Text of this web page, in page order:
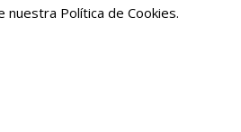
nuestra Política de Cookies.